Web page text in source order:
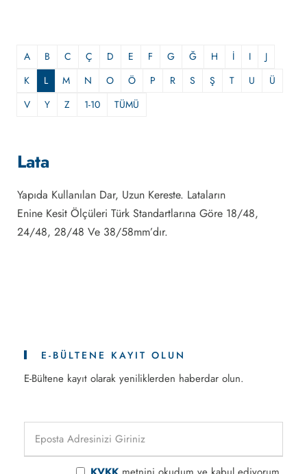
A B C Ç D E F G Ğ H İ I
J
K
L M N O Ö P R S Ş T U
Ü
V
Y Z 1-10 TÜMÜ
Lata
Yapıda Kullanılan Dar, Uzun Kereste. Lataların
Enine Kesit Ölçüleri Türk Standartlarına Göre 18/48,
24/48, 28/48 Ve 38/58mm’dır.
E-BÜLTENE KAYIT OLUN
E-Bültene kayıt olarak yeniliklerden haberdar olun.